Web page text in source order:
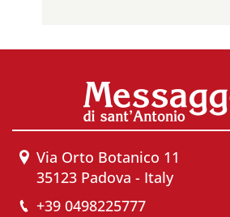
Via Orto Botanico 11
35123 Padova - Italy
+39 0498225777